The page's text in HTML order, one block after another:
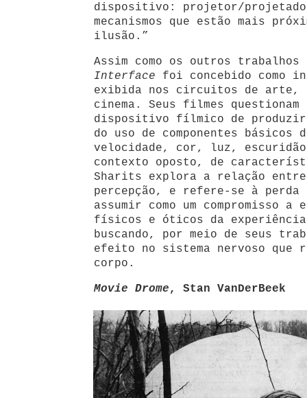
dispositivo: projetor/
mecanismos que estão mais
ilusão.”
Assim como os outros
Interface foi concebido como
exibida nos circuitos de arte,
cinema. Seus filmes
dispositivo fílmico de
do uso de componentes básicos
velocidade, cor, luz, escuridão
contexto oposto, de
Sharits explora a relação
percepção, e refere-se à perda
assumir como um compromisso
físicos e óticos da
buscando, por meio de seus
efeito no sistema nervoso que
corpo.
Movie Drome, Stan VanDerBeek